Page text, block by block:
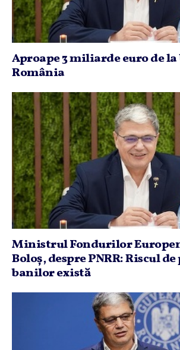
Aproape 3 miliarde euro de la
România
Ministrul Fondurilor
Boloş, despre PNRR: Riscul
banilor există